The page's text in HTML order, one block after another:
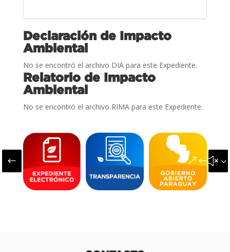
Declaración de Impacto
Ambiental
No se encontró el archivo DIA para este Expediente.
Relatorio de Impacto
Ambiental
No se encontró el archivo RIMA para este Expediente.
#